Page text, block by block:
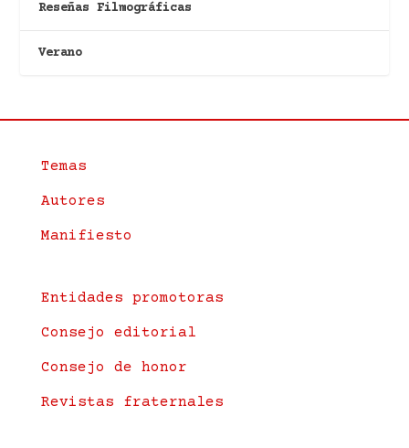
Reseñas Filmográficas
Verano
Temas
Autores
Manifiesto
Entidades promotoras
Consejo editorial
Consejo de honor
Revistas fraternales